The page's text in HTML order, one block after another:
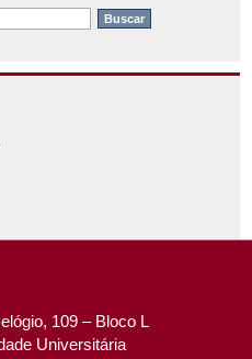
109 – Bloco L
Universitária